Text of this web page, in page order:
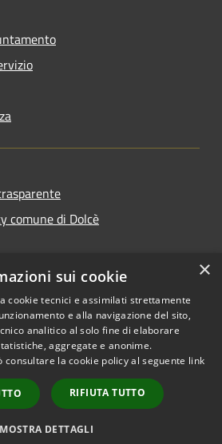
comune di Dolcè
Copyright © 2026 • Comune di
Dolcè • Powered by
Municipium•
Accesso
redazione
×
sui cookie
cookie tecnici e assimilati strettamente
e alla navigazione del sito,
analitico al solo fine di elaborare
aggregate e anonime.
consultare la cookie policy al seguente link
RIFIUTA TUTTO
MOSTRA DETTAGLI